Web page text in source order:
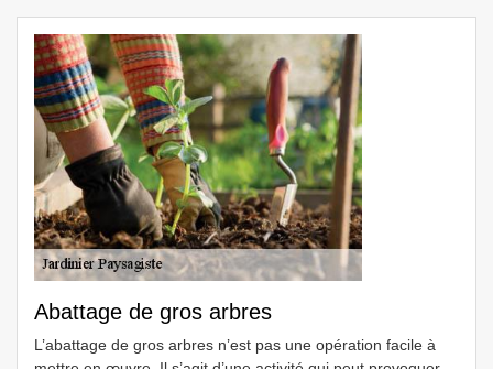
Abattage de gros arbres
L’abattage de gros arbres n’est pas une opération facile à